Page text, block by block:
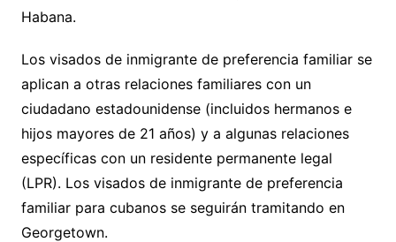
Habana.
Los visados de inmigrante de preferencia familiar se
aplican a otras relaciones familiares con un
ciudadano estadounidense (incluidos hermanos e
hijos mayores de 21 años) y a algunas relaciones
específicas con un residente permanente legal
(LPR). Los visados de inmigrante de preferencia
familiar para cubanos se seguirán tramitando en
Georgetown.